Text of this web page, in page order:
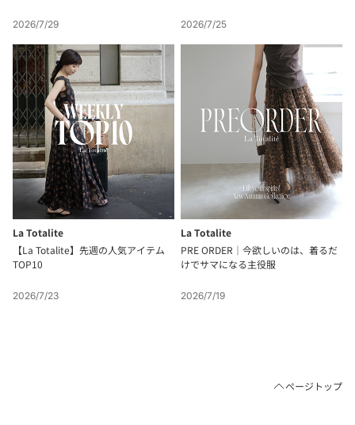
2026/7/29 2026/7/25
La Totalite
【La Totalite】先週の人気アイテム
TOP10
2026/7/23
La Totalite
PRE ORDER｜今欲しいのは、着るだ
けでサマになる主役服
2026/7/19
ページトップ